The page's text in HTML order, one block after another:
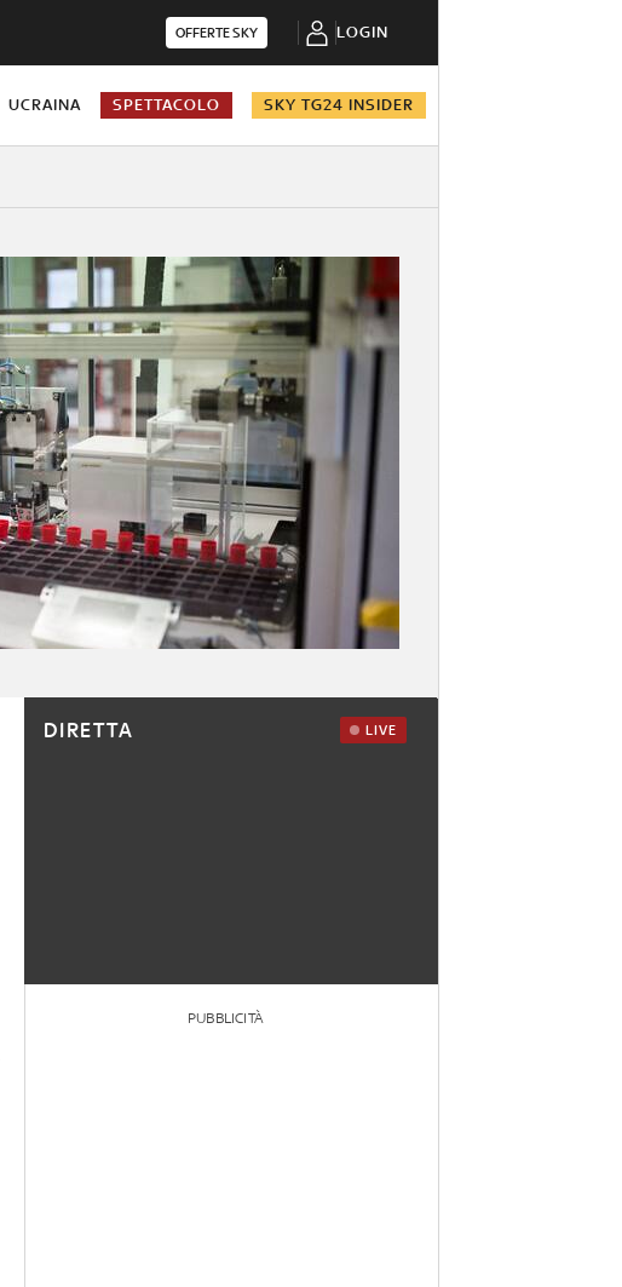
OFFERTE SKY LOGIN
UCRAINA SPETTACOLO SKY TG24 INSIDER
DIRETTA LIVE
PUBBLICITÀ